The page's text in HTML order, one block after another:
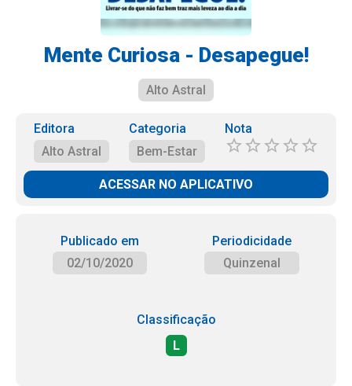
Mente Curiosa - Desapegue!
Alto Astral
Editora
Alto Astral
Categoria
Bem-Estar
Nota
ACESSAR NO APLICATIVO
Publicado em
02/10/2020
Periodicidade
Quinzenal
Classificação
L